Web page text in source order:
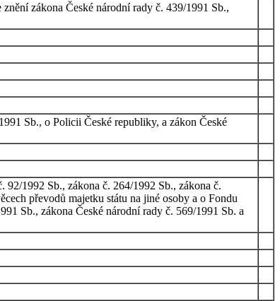
zákona České národní rady č. 439/1991 Sb.,
Sb., o Policii České republiky, a zákon České
1992 Sb., zákona č. 264/1992 Sb., zákona č.
převodů majetku státu na jiné osoby a o Fondu
Sb., zákona České národní rady č. 569/1991 Sb. a